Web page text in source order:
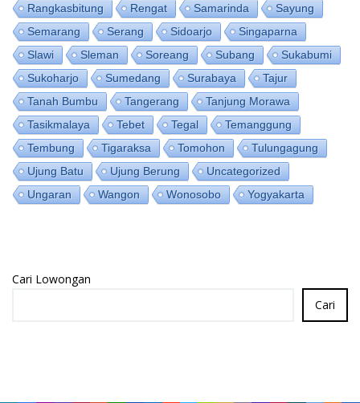
Rangkasbitung
Rengat Samarinda
Sayung
Semarang
Serang Sidoarjo
Singaparna
Slawi
Sleman Soreang Subang
Sukabumi
Sukoharjo
Sumedang Surabaya
Tajur
Tanah Bumbu
Tangerang
Tanjung Morawa
Tasikmalaya
Tebet Tegal
Temanggung
Tembung
Tigaraksa Tomohon
Tulungagung
Ujung Batu
Ujung Berung
Uncategorized
Ungaran
Wangon Wonosobo Yogyakarta
Cari Lowongan
Cari